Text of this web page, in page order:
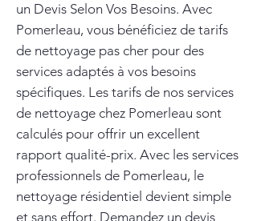
un Devis Selon Vos Besoins. Avec
Pomerleau, vous bénéficiez de tarifs
de nettoyage pas cher pour des
services adaptés à vos besoins
spécifiques. Les tarifs de nos services
de nettoyage chez Pomerleau sont
calculés pour offrir un excellent
rapport qualité-prix. Avec les services
professionnels de Pomerleau, le
nettoyage résidentiel devient simple
et sans effort. Demandez un devis